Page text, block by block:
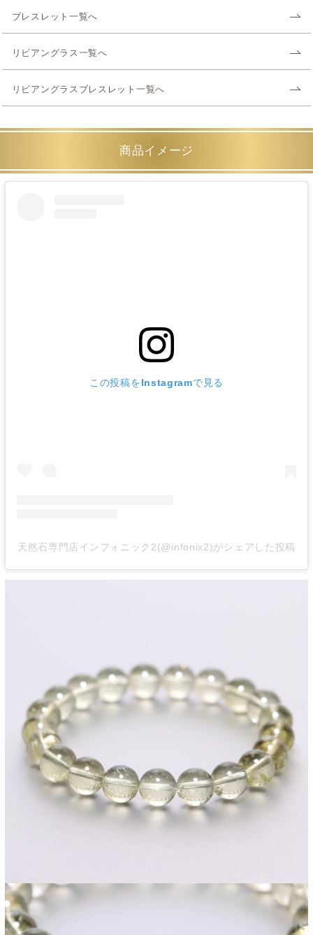
ブレスレット一覧へ
リビアングラス一覧へ
リビアングラスブレスレット一覧へ
商品イメージ
この投稿をInstagramで見る
天然石専門店インフォニック2(@infonix2)がシェアした投稿